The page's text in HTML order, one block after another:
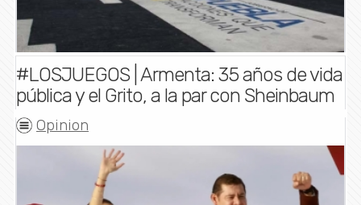
#LOSJUEGOS | Armenta: 35 años de vida
pública y el Grito, a la par con Sheinbaum
Opinion